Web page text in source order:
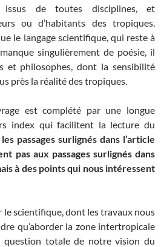
issus de toutes disciplines, et
ou d’habitants des tropiques.
le langage scientifique, qui reste à
singulièrement de poésie, il
et philosophes, dont la sensibilité
près la réalité des tropiques.
est complété par une longue
index qui facilitent la lecture du
passages surlignés dans l’article
pas aux passages surlignés dans
à des points qui nous intéressent
le scientifique, dont les travaux nous
qu’aborder la zone intertropicale
question totale de notre vision du